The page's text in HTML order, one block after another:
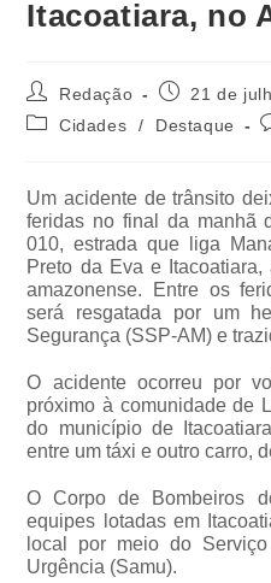
Itacoatiara, no
Redação
21 de
Cidades
/ Destaque
Um acidente de trânsito
feridas no final da manhã
010, estrada que liga
Preto da Eva e
amazonense. Entre os
será resgatada por um
Segurança (SSP-AM) e
O acidente ocorreu por
próximo à comunidade de
do município de
entre um táxi e outro carro,
O Corpo de Bombeiros
equipes lotadas em
local por meio do
Urgência (Samu).